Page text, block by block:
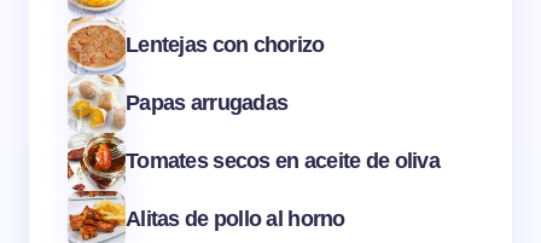
Lentejas con chorizo
Papas arrugadas
Tomates secos en aceite de oliva
Alitas de pollo al horno